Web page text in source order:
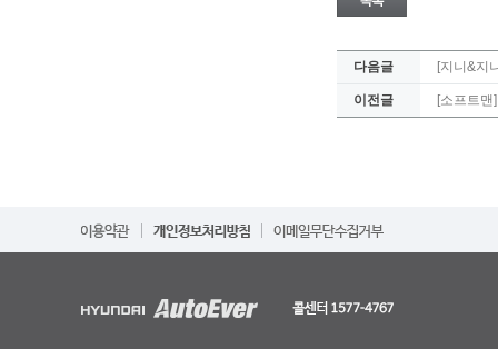
다음글 [지니&지
이전글 [소프트